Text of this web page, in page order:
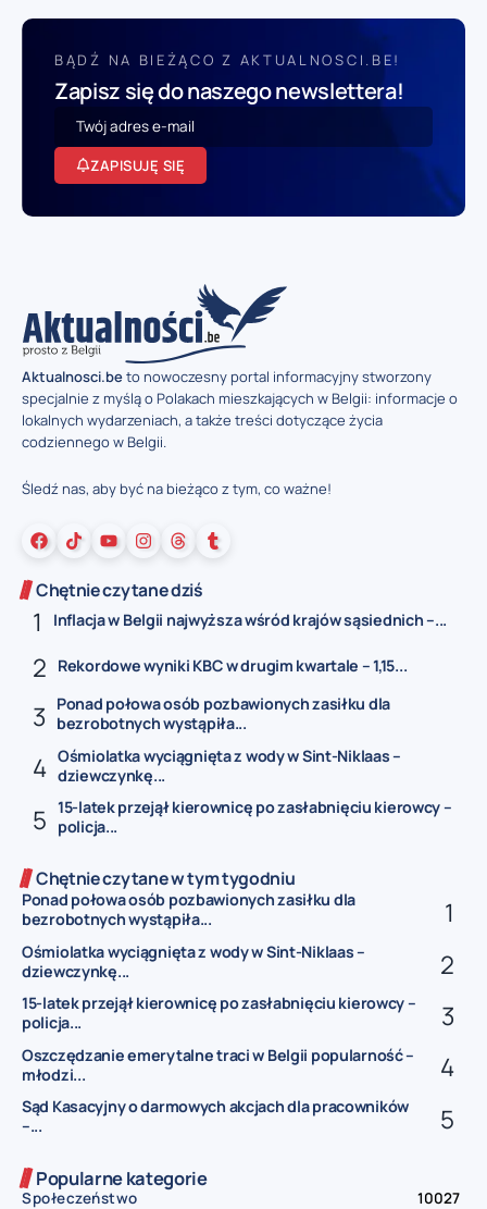
BĄDŹ NA BIEŻĄCO Z AKTUALNOSCI.BE!
Zapisz się do naszego newslettera!
ZAPISUJĘ SIĘ
Aktualnosci.beto nowoczesny portal informacyjny stworzony
specjalnie z myślą o Polakach mieszkających w Belgii: informacje o
lokalnych wydarzeniach, a także treści dotyczące życia
codziennego w Belgii.
Śledź nas, aby być na bieżąco z tym, co ważne!
Chętnie czytane dziś
Inflacja w Belgii najwyższa wśród krajów sąsiednich –...
Rekordowe wyniki KBC w drugim kwartale – 1,15...
Ponad połowa osób pozbawionych zasiłku dla
bezrobotnych wystąpiła...
Ośmiolatka wyciągnięta z wody w Sint-Niklaas –
dziewczynkę...
15-latek przejął kierownicę po zasłabnięciu kierowcy –
policja...
Chętnie czytane w tym tygodniu
Ponad połowa osób pozbawionych zasiłku dla
bezrobotnych wystąpiła...
Ośmiolatka wyciągnięta z wody w Sint-Niklaas –
dziewczynkę...
15-latek przejął kierownicę po zasłabnięciu kierowcy –
policja...
Oszczędzanie emerytalne traci w Belgii popularność –
młodzi...
Sąd Kasacyjny o darmowych akcjach dla pracowników
–...
Popularne kategorie
Społeczeństwo 10027